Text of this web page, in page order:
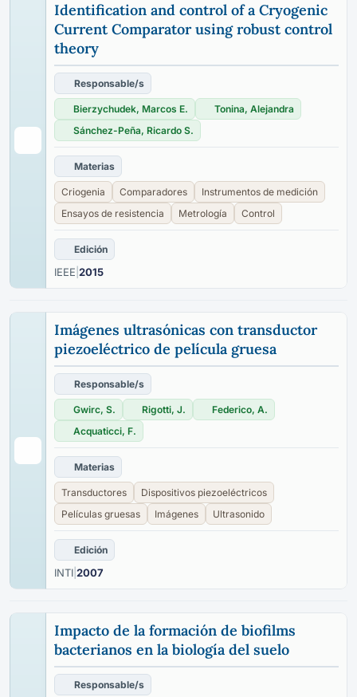
Identification and control of a Cryogenic
Current Comparator using robust control
theory
Responsable/s
Bierzychudek, Marcos E.
Tonina, Alejandra
Sánchez-Peña, Ricardo S.
Materias
Criogenia Comparadores
Instrumentos de medición
Ensayos de resistencia
Metrología Control
Edición
IEEE 2015
Imágenes ultrasónicas con transductor
piezoeléctrico de película gruesa
Responsable/s
Gwirc, S. Rigotti, J.
Federico, A.
Acquaticci, F.
Materias
Transductores
Dispositivos piezoeléctricos
Películas gruesas
Imágenes Ultrasonido
Edición
INTI 2007
Impacto de la formación de biofilms
bacterianos en la biología del suelo
Responsable/s